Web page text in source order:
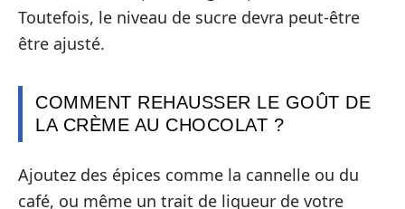
Toutefois, le niveau de sucre devra peut-être
être ajusté.
COMMENT REHAUSSER LE GOÛT DE
LA CRÈME AU CHOCOLAT ?
Ajoutez des épices comme la cannelle ou du
café, ou même un trait de liqueur de votre